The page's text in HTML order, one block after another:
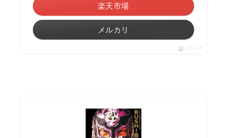
楽天市場
メルカリ
ポチップ